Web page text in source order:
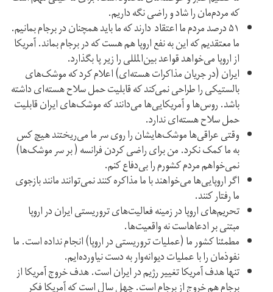
که مردم‌مان را شاد و راضی نگه داریم.
۵۱ درصد مردم ما اعتقاد دارند که ما باید همچنان در برجام بمانیم.
ما معتقدیم که این به نفع اروپا هم هست که در برجام بماند. آمریکا
از اروپا می‌خواهد قواعد بین‌المللی را زیر پا بگذارد.
ایران (در جریان مذاکرات هسته‌ای) اعلام کرد که موشک‌های
بالستیکی را طراحی نمی‌کند که قابلیت حمل سلاح هسته‌ای داشته
باشد. روس‌ها و آمریکایی‌ها می‌دانند که موشک‌های ایران قابلیت
حمل سلاح هسته‌ای ندارد.
وقتی عراقی‌ها موشک‌هایشان را روی سر ما می‌ریختند هیچ کس
به ما کمک نکرد. من برای راضی‌ کردن فرانسه ( بر سر موشک‌ها)
نمی‌خواهم مردم کشورم را بی‌دفاع کنم.
اگر اروپایی‌ها می‌خواهند با ما مذاکره کنند نمی‌توانند مانند بازجوی
ما رفتار کنند.
تحریم‌های اروپا در زمینه فعالیت‌های تروریستی ایران در اروپا
مبتنی بر ادعاهاست نه واقعیت‌ها.
مطمئنا کشور ما (عملیات تروریستی در اروپا) انجام نداده است. ما
نفوذمان را با عملیات دیوانه‌وار به دست نیاورده‌ایم.
تنها هدف آمریکا تغییر رژیم در ایران است. هدف خروج آمریکا از